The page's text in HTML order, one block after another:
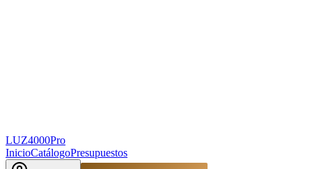
LUZ4000Pro
InicioCatálogoPresupuestos